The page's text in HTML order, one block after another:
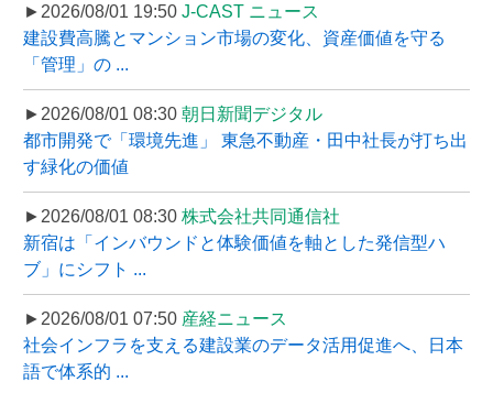
►2026/08/01 19:50 J-CAST ニュース
建設費高騰とマンション市場の変化、資産価値を守る
「管理」の ...
►2026/08/01 08:30 朝日新聞デジタル
都市開発で「環境先進」 東急不動産・田中社長が打ち出
す緑化の価値
►2026/08/01 08:30 株式会社共同通信社
新宿は「インバウンドと体験価値を軸とした発信型ハ
ブ」にシフト ...
►2026/08/01 07:50 産経ニュース
社会インフラを支える建設業のデータ活用促進へ、日本
語で体系的 ...